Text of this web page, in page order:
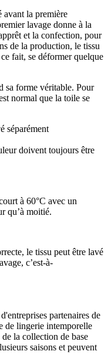
la première
lavage donne à la
et la confection, pour
de la production, le tissu
fait, se déformer quelque
sa forme véritable. Pour
normal que la toile se
séparément
doivent toujours être
à 60°C avec un
qu’à moitié.
le tissu peut être lavé
c’est-à-
partenaires de
de lingerie intemporelle
la collection de base
saisons et peuvent